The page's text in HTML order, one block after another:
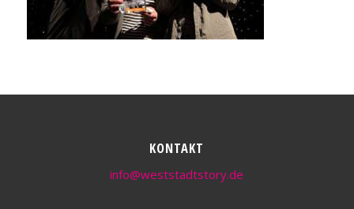
KONTAKT
info@weststadtstory.de